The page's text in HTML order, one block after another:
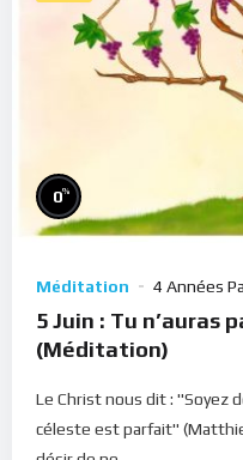
0%
Méditation 4 Années
5 Juin : Tu n’auras
(Méditation)
Le Christ nous dit : "Soyez
céleste est parfait"